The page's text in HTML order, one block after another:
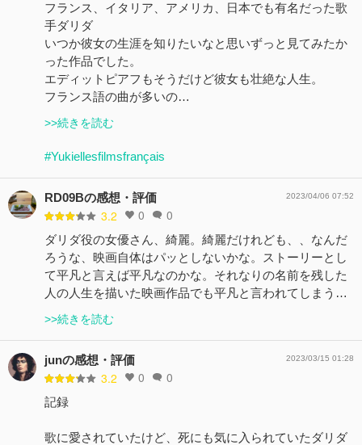
フランス、イタリア、アメリカ、日本でも有名だった歌
手ダリダ
いつか彼女の生涯を知りたいなと思いずっと見てみたか
った作品でした。
エディットピアフもそうだけど彼女も壮絶な人生。
フランス語の曲が多いの…
>>続きを読む
#Yukiellesfilmsfrançais
RD09Bの感想・評価
3.2 0 0
2023/04/06 07:52
ダリダ役の女優さん、綺麗。綺麗だけれども、、なんだ
ろうな、映画自体はパッとしないかな。ストーリーとし
て平凡と言えば平凡なのかな。それなりの名前を残した
人の人生を描いた映画作品でも平凡と言われてしまう…
>>続きを読む
junの感想・評価
3.2 0 0
2023/03/15 01:28
記録
歌に愛されていたけど、死にも気に入られていたダリダ